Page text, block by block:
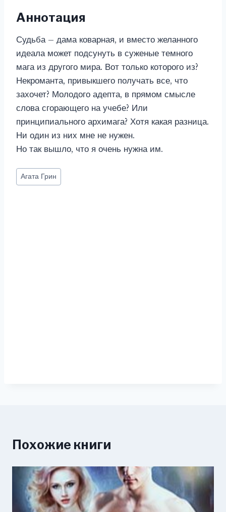
Аннотация
Судьба – дама коварная, и вместо желанного
идеала может подсунуть в суженые темного
мага из другого мира. Вот только которого из?
Некроманта, привыкшего получать все, что
захочет? Молодого адепта, в прямом смысле
слова сгорающего на учебе? Или
принципиального архимага? Хотя какая разница.
Ни один из них мне не нужен.
Но так вышло, что я очень нужна им.
Метки
записи:
Агата Грин
Похожие книги